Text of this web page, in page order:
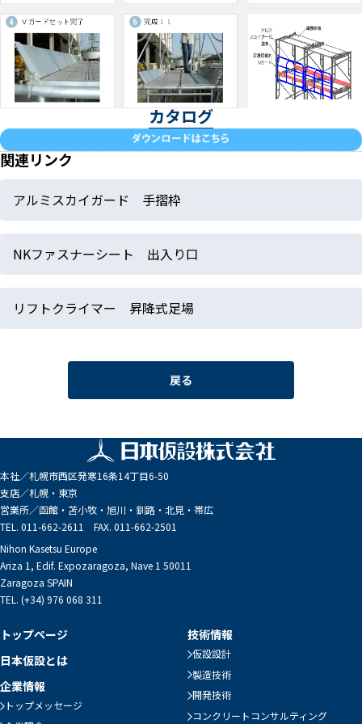
カタログ
関連リンク
アルミスカイガード 手摺枠
NKファスナーシート 出入り口
リフトクライマー 昇降式足場
戻る
本社／札幌市西区発寒16条14丁目6-50
支店／札幌・東京
営業所／函館・苫小牧・旭川・釧路・北見・帯広
TEL. 011-662-2611 FAX. 011-662-2501
Nihon Kasetsu Europe
Ariza 1, Edif. Expozaragoza, Nave 1 50011
Zaragoza SPAIN
TEL. (+34) 976 068 311
トップページ
日本仮設とは
企業情報
トップメッセージ
技術情報
仮設設計
製造技術
開発技術
コンクリートコンサルティング